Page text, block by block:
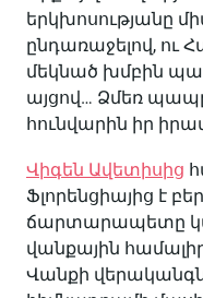
երկխոսությանը
ընդառաջելով, ու
մեկնած խմբին
այցով… Ձմեռ
հունվարին իր
Վիգեն Ավետիսից
Ֆլորենցիայից է
ճարտարապետը
վանքային
Վանքի